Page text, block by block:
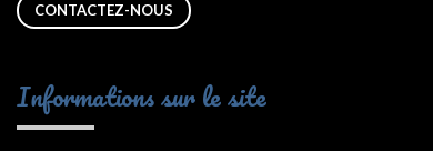
CONTACTEZ-NOUS
Informations sur le site